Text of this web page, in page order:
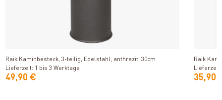
Produkt ansehen
Raik Kaminbesteck, 3-teilig, Edelstahl, anthrazit, 30cm
Lieferzeit: 1 bis 3 Werktage
49,90 €
Raik
35,90